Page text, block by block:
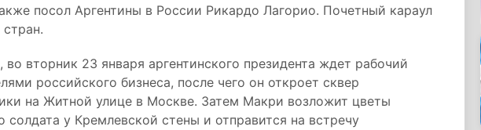
посол Аргентины в России Рикардо Лагорио. Почетный караул
вторник 23 января аргентинского президента ждет рабочий
российского бизнеса, после чего он откроет сквер
на Житной улице в Москве. Затем Макри возложит цветы
солдата у Кремлевской стены и отправится на встречу